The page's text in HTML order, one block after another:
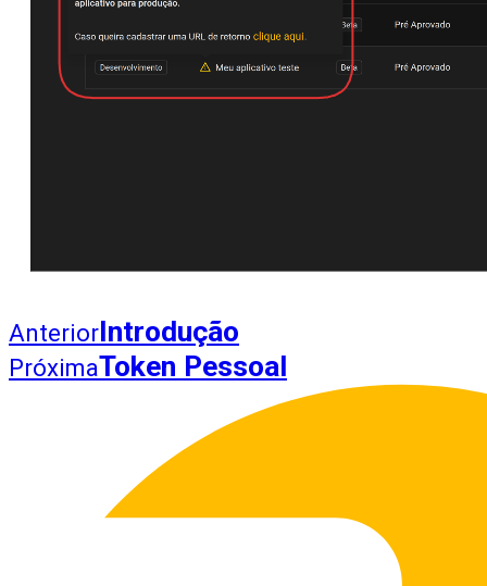
AnteriorIntrodução
PróximaToken Pessoal